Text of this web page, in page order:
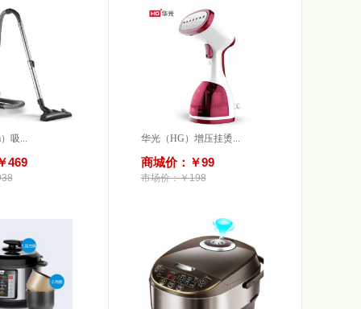
吸...
469
华光（HG）增压挂烫...
商城价：￥99
市场价：￥198